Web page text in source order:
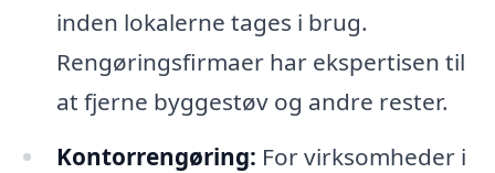
inden lokalerne tages i brug.
Rengøringsfirmaer har ekspertisen til
at fjerne byggestøv og andre rester.
Kontorrengøring: For virksomheder i